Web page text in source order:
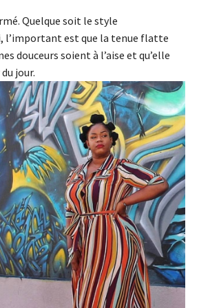
Quelque soit le style
l’important est que la tenue flatte
douceurs soient à l’aise et qu’elle
jour.